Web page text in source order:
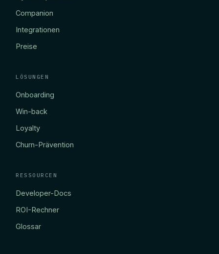
Companion
Integrationen
Preise
LÖSUNGEN
Onboarding
Win-back
Loyalty
Churn-Prävention
RESSOURCEN
Developer-Docs
ROI-Rechner
Glossar